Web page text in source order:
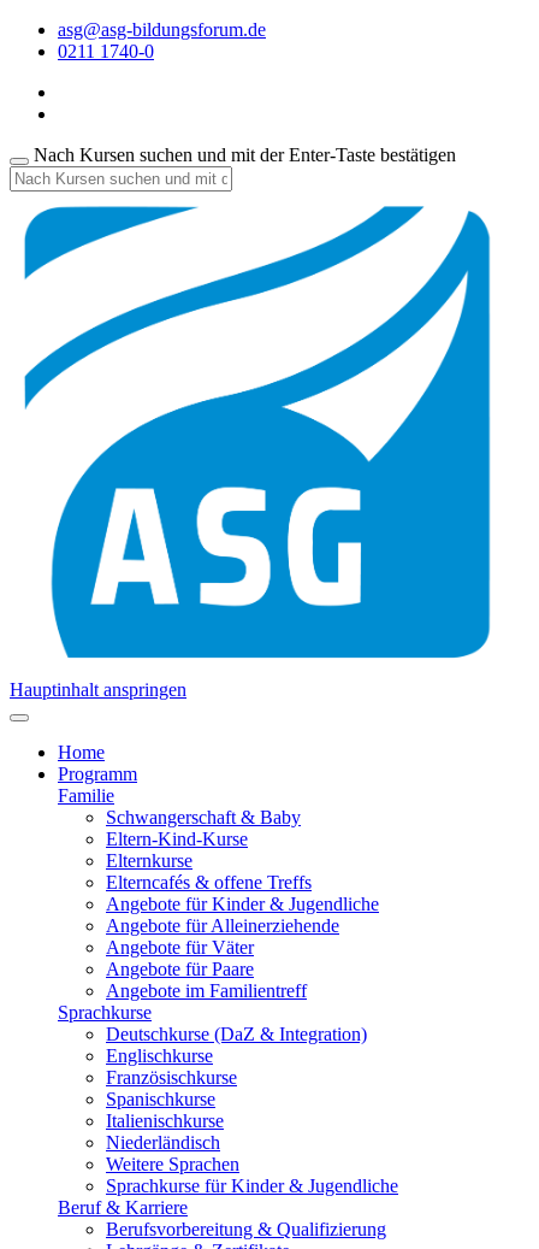
asg@asg-bildungsforum.de
0211 1740-0
Nach Kursen suchen und mit der Enter-Taste bestätigen
Hauptinhalt anspringen
Home
Programm
Familie
Schwangerschaft & Baby
Eltern-Kind-Kurse
Elternkurse
Elterncafés & offene Treffs
Angebote für Kinder & Jugendliche
Angebote für Alleinerziehende
Angebote für Väter
Angebote für Paare
Angebote im Familientreff
Sprachkurse
Deutschkurse (DaZ & Integration)
Englischkurse
Französischkurse
Spanischkurse
Italienischkurse
Niederländisch
Weitere Sprachen
Sprachkurse für Kinder & Jugendliche
Beruf & Karriere
Berufsvorbereitung & Qualifizierung